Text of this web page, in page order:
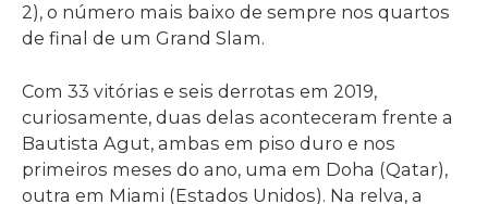
2), o número mais baixo de sempre nos quartos
de final de um Grand Slam.
Com 33 vitórias e seis derrotas em 2019,
curiosamente, duas delas aconteceram frente a
Bautista Agut, ambas em piso duro e nos
primeiros meses do ano, uma em Doha (Qatar),
outra em Miami (Estados Unidos). Na relva, a